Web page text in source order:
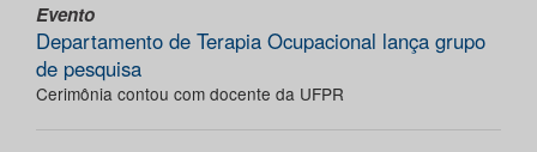
Evento
Departamento de Terapia Ocupacional lança grupo
de pesquisa
Cerimônia contou com docente da UFPR